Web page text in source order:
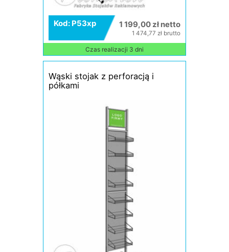
Kod: P53xp 1 199,00 zł netto
1 474,77 zł brutto
Czas realizacji 3 dni
Wąski stojak z perforacją i
półkami